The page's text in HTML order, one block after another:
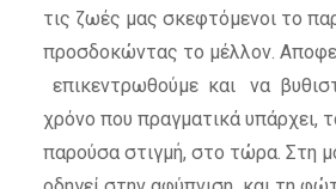
τις ζωές μας σκεφτόμενοι το
προσδοκώντας το μέλλον.
επικεντρωθούμε και να
χρόνο που πραγματικά υπάρχει,
παρούσα στιγμή, στο τώρα. Στη